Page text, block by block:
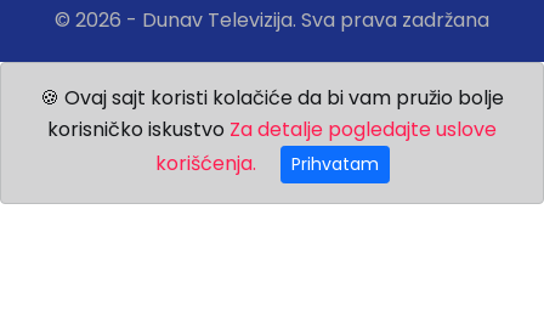
© 2026 - Dunav Televizija. Sva prava zadržana
🍪 Ovaj sajt koristi kolačiće da bi vam pružio bolje
korisničko iskustvo Za detalje pogledajte uslove
korišćenja.
Prihvatam